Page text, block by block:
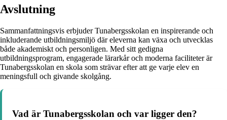
Avslutning
Sammanfattningsvis erbjuder Tunabergsskolan en inspirerande och
inkluderande utbildningsmiljö där eleverna kan växa och utvecklas
både akademiskt och personligen. Med sitt gedigna
utbildningsprogram, engagerade lärarkår och moderna faciliteter är
Tunabergsskolan en skola som strävar efter att ge varje elev en
meningsfull och givande skolgång.
Vad är Tunabergsskolan och var ligger den?